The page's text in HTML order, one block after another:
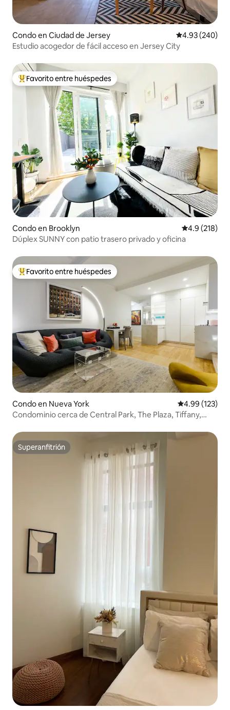
Condo en Ciudad de Jersey Calificación
4.93 (240)
Estudio acogedor de fácil acceso en Jersey City
Favorito entre huéspedes preferido
Favorito entre huéspedes
Condo en Brooklyn Calificación
4.9 (218)
Dúplex SUNNY con patio trasero privado y oficina
Favorito entre huéspedes preferido
Favorito entre huéspedes
Condo en Nueva York Calificación
4.99 (123)
Condominio cerca de Central Park, The Plaza, Tiffany,
Superanfitrión
Superanfitrión